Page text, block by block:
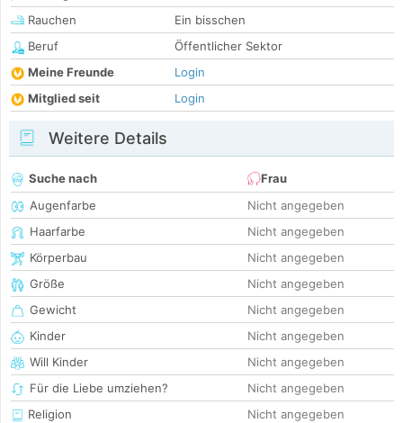
Rauchen
Ein bisschen
Beruf
Öffentlicher Sektor
Meine Freunde
Login
Mitglied seit
Login
Weitere Details
Suche nach
Frau
Augenfarbe
Nicht angegeben
Haarfarbe
Nicht angegeben
Körperbau
Nicht angegeben
Größe
Nicht angegeben
Gewicht
Nicht angegeben
Kinder
Nicht angegeben
Will Kinder
Nicht angegeben
Für die Liebe umziehen?
Nicht angegeben
Religion
Nicht angegeben